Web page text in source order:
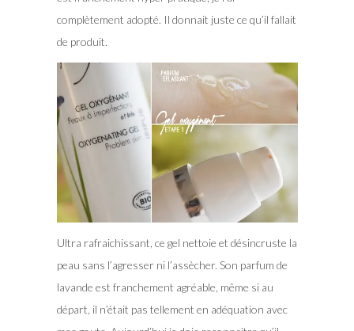
complètement adopté. Il donnait juste ce qu’il fallait
de produit.
Ultra rafraichissant, ce gel nettoie et désincruste la
peau sans l’agresser ni l’assècher. Son parfum de
lavande est franchement agréable, même si au
départ, il n’était pas tellement en adéquation avec